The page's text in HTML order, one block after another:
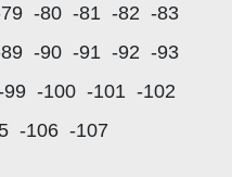
-80 -81 -82 -83
-90 -91 -92 -93
99 -100 -101 -102
-106 -107